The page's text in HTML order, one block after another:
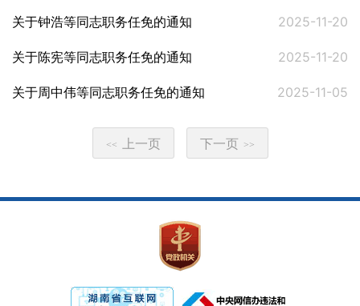
关于钟浩等同志职务任免的通知 2025-11-20
关于陈宪等同志职务任免的通知 2025-11-20
关于周中伟等同志职务任免的通知 2025-11-05
<< 上一页 下一页 >>